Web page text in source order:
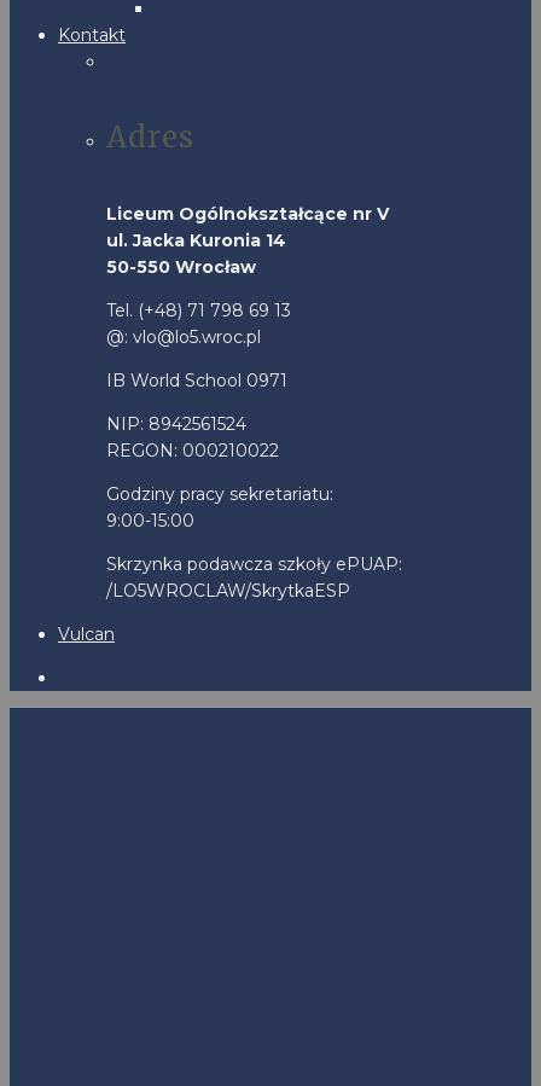
Kontakt
Adres
Liceum Ogólnokształcące nr V
ul. Jacka Kuronia 14
50-550 Wrocław
Tel. (+48) 71 798 69 13
@: vlo@lo5.wroc.pl
IB World School 0971
NIP: 8942561524
REGON: 000210022
Godziny pracy sekretariatu:
9:00-15:00
Skrzynka podawcza szkoły ePUAP:
/LO5WROCLAW/SkrytkaESP
Vulcan